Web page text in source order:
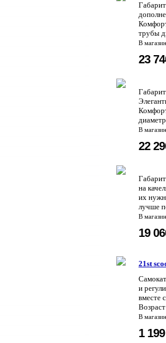
трубы
В
23
В
22
на
их
лучше
В
19
21st
и
вместе
В
1